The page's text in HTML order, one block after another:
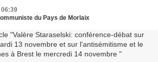
14 novembre
06:39
du Pays de Morlaix